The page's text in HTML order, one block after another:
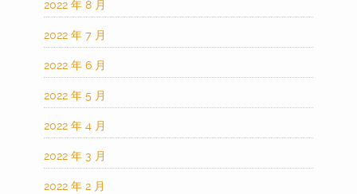
2022 年 8 月
2022 年 7 月
2022 年 6 月
2022 年 5 月
2022 年 4 月
2022 年 3 月
2022 年 2 月